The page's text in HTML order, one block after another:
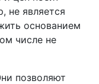
не является
основанием
числе не
позволяют